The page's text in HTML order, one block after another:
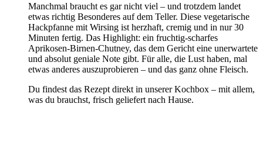
Manchmal braucht es gar nicht viel – und trotzdem landet
etwas richtig Besonderes auf dem Teller. Diese vegetarische
Hackpfanne mit Wirsing ist herzhaft, cremig und in nur 30
Minuten fertig. Das Highlight: ein fruchtig-scharfes
Aprikosen-Birnen-Chutney, das dem Gericht eine unerwartete
und absolut geniale Note gibt. Für alle, die Lust haben, mal
etwas anderes auszuprobieren – und das ganz ohne Fleisch.
Du findest das Rezept direkt in unserer Kochbox – mit allem,
was du brauchst, frisch geliefert nach Hause.